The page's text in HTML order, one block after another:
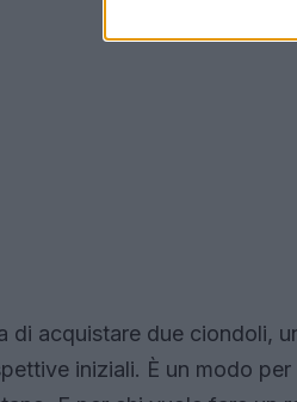
di acquistare due ciondoli,
iniziali. È un modo